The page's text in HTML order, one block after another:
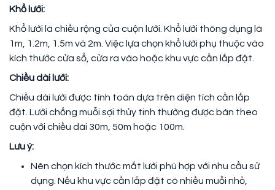
Khổ lưới:
Khổ lưới là chiều rộng của cuộn lưới. Khổ lưới thông dụng là
1m, 1.2m, 1.5m và 2m. Việc lựa chọn khổ lưới phụ thuộc vào
kích thước cửa sổ, cửa ra vào hoặc khu vực cần lắp đặt.
Chiều dài lưới:
Chiều dài lưới được tính toán dựa trên diện tích cần lắp
đặt. Lưới chống muỗi sợi thủy tinh thường được bán theo
cuộn với chiều dài 30m, 50m hoặc 100m.
Lưu ý:
Nên chọn kích thước mắt lưới phù hợp với nhu cầu sử
dụng. Nếu khu vực cần lắp đặt có nhiều muỗi nhỏ,